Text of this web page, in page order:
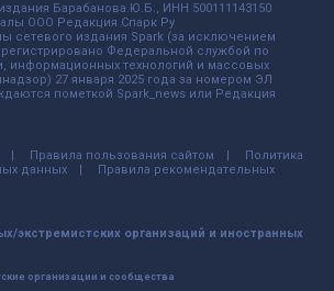
Барабанова.Ю.Б., ИНН 500111143150
ООО Редакция Спарк Ру
сетевого издания Spark (за исключением
Федеральной службой по
информационных технологий и массовых
27 января 2025 года за номером ЭЛ
пометкой Spark_news или Редакция
Правила пользования сайтом
Политика
данных
Правила рекомендательных
экстремистских организаций и иностранных
организации и сообщества